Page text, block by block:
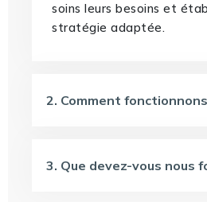
soins leurs besoins et
stratégie adaptée.
2. Comment
3. Que devez-vous nous